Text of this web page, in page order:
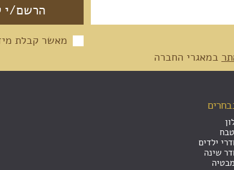
מאשר קבלת
במאגרי החברה
ילדים
שינה